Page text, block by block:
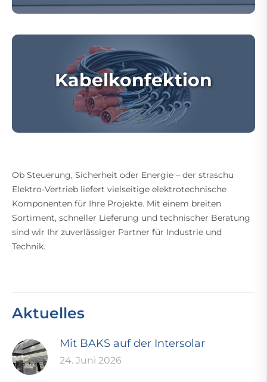
Kabelkonfektion
Ob Steuerung, Sicherheit oder Energie – der straschu
Elektro-Vertrieb liefert vielseitige elektrotechnische
Komponenten für Ihre Projekte. Mit einem breiten
Sortiment, schneller Lieferung und technischer Beratung
sind wir Ihr zuverlässiger Partner für Industrie und
Technik.
Aktuelles
Mit BAKS auf der Intersolar
24. Juni 2026